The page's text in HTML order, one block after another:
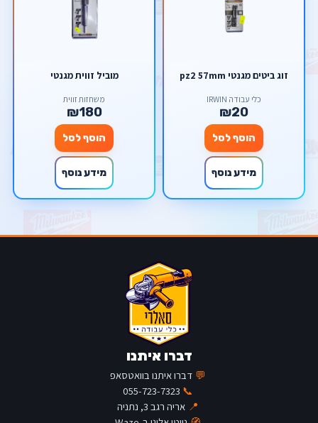
זוג ביטים מגנטי pz2 57mm
כלי עבודה IRWIN
₪20
הוסף לסל
מידע נוסף
מוביל זווית מגנטי
משחזות זווית
₪180
הוסף לסל
מידע נוסף
דברו איתנו
💬 דברו איתנו בוואטסאפ
📞
055-723-7323
📍 אריה רגב 3, נתניה